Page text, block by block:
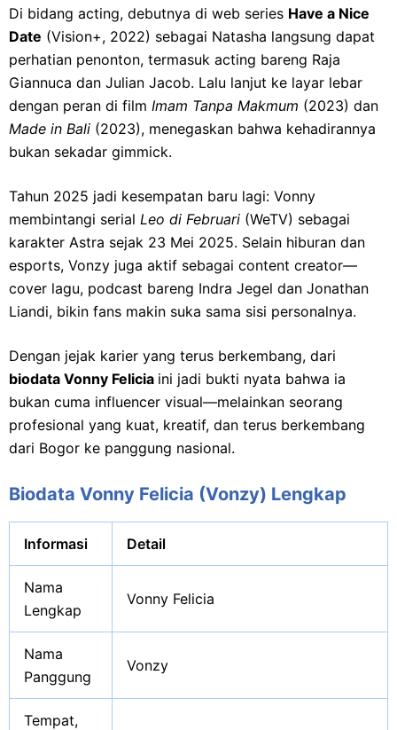
Di bidang acting, debutnya di web series Have a Nice
Date (Vision+, 2022) sebagai Natasha langsung dapat
perhatian penonton, termasuk acting bareng Raja
Giannuca dan Julian Jacob. Lalu lanjut ke layar lebar
dengan peran di film Imam Tanpa Makmum (2023) dan
Made in Bali (2023), menegaskan bahwa kehadirannya
bukan sekadar gimmick.
Tahun 2025 jadi kesempatan baru lagi: Vonny
membintangi serial Leo di Februari (WeTV) sebagai
karakter Astra sejak 23 Mei 2025. Selain hiburan dan
esports, Vonzy juga aktif sebagai content creator—
cover lagu, podcast bareng Indra Jegel dan Jonathan
Liandi, bikin fans makin suka sama sisi personalnya.
Dengan jejak karier yang terus berkembang, dari
biodata Vonny Felicia ini jadi bukti nyata bahwa ia
bukan cuma influencer visual—melainkan seorang
profesional yang kuat, kreatif, dan terus berkembang
dari Bogor ke panggung nasional.
Biodata Vonny Felicia (Vonzy) Lengkap
Informasi Detail
Nama
Lengkap
Vonny Felicia
Nama
Panggung
Vonzy
Tempat,